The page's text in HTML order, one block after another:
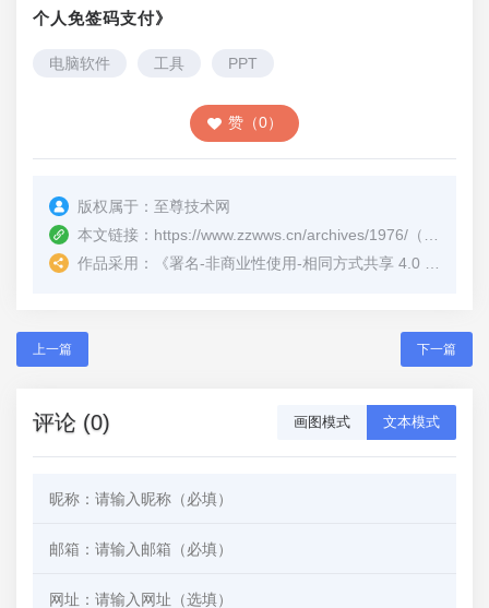
个人免签码支付》
电脑软件 工具 PPT
赞（0）
版权属于： 至尊技术网
本文链接： https://www.zzwws.cn/archives/1976/ （转载时请注明本文出处及文章链接）
作品采用：
《署名-非商业性使用-相同方式共享 4.0 国际 (CC BY-NC-SA 4.0)
上一篇 下一篇
评论 (0) 画图模式 文本模式